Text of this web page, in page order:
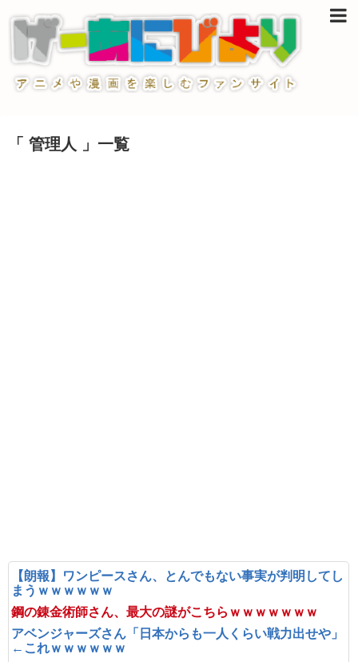
「 管理人 」一覧
【朗報】ワンピースさん、とんでもない事実が判明してし
まうｗｗｗｗｗｗ
鋼の錬金術師さん、最大の謎がこちらｗｗｗｗｗｗｗ
アベンジャーズさん「日本からも一人くらい戦力出せや」
←これｗｗｗｗｗｗ